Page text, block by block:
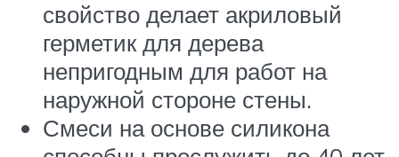
свойство делает акриловый
герметик для дерева
непригодным для работ на
наружной стороне стены.
Смеси на основе силикона